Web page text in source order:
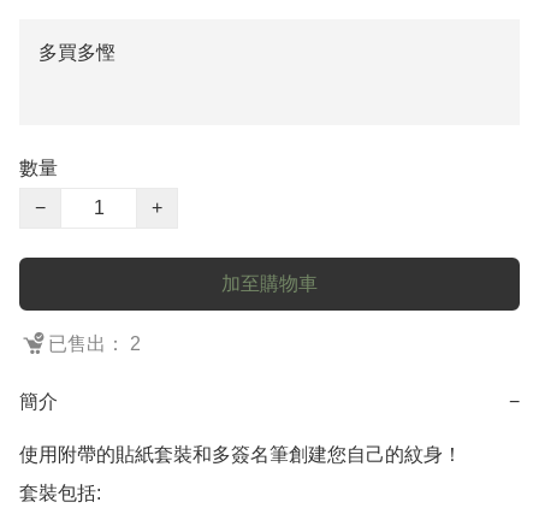
多買多慳
數量
−
+
加至購物車
已售出： 2
簡介 −
使用附帶的貼紙套裝和多簽名筆創建您自己的紋身！
套裝包括: